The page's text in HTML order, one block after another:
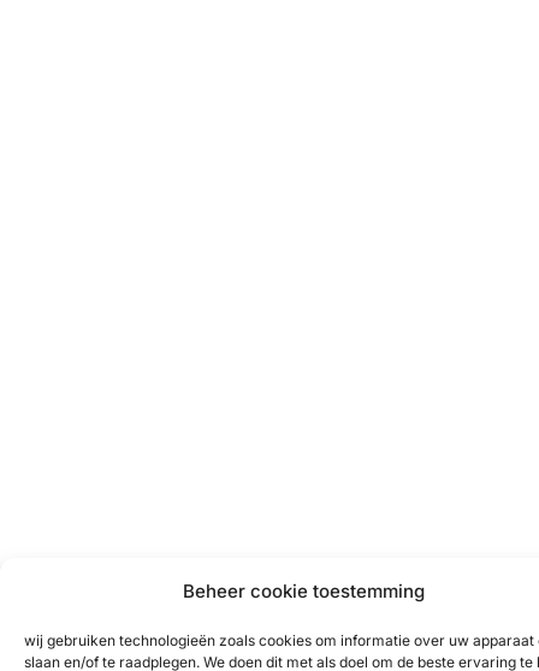
Beheer cookie toestemming
wij gebruiken technologieën zoals cookies om informatie over uw apparaat
slaan en/of te raadplegen. We doen dit met als doel om de beste ervaring te